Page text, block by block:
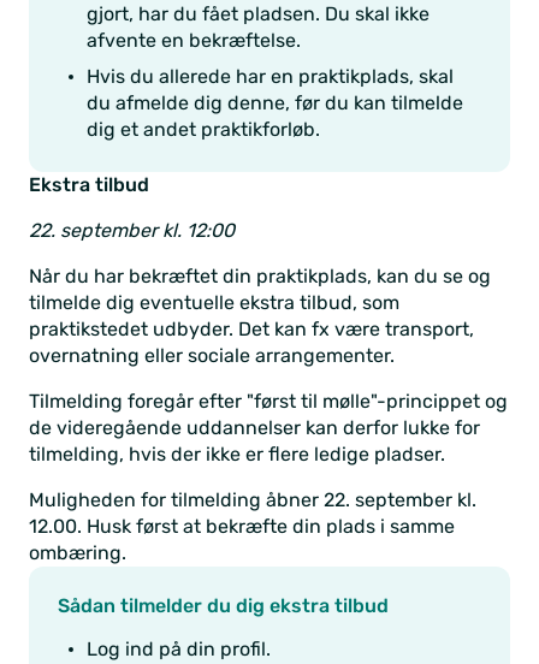
gjort, har du fået pladsen. Du skal ikke
afvente en bekræftelse.
Hvis du allerede har en praktikplads, skal
du afmelde dig denne, før du kan tilmelde
dig et andet praktikforløb.
Ekstra tilbud
22. september kl. 12:00
Når du har bekræftet din praktikplads, kan du se og
tilmelde dig eventuelle ekstra tilbud, som
praktikstedet udbyder. Det kan fx være transport,
overnatning eller sociale arrangementer.
Tilmelding foregår efter "først til mølle"-princippet og
de videregående uddannelser kan derfor lukke for
tilmelding, hvis der ikke er flere ledige pladser.
Muligheden for tilmelding åbner 22. september kl.
12.00. Husk først at bekræfte din plads i samme
ombæring.
Sådan tilmelder du dig ekstra tilbud
Log ind på din profil.